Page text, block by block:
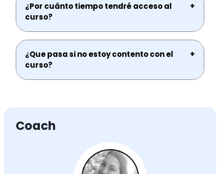
¿Por cuánto tiempo tendré acceso al
curso?
+
¿Que pasa si no estoy contento con el
curso?
+
Coach